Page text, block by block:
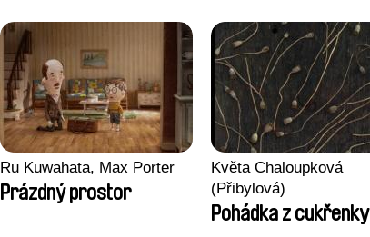
Ru Kuwahata, Max Porter
Prázdný prostor
Květa Chaloupková
(Přibylová)
Pohádka z cukřenky